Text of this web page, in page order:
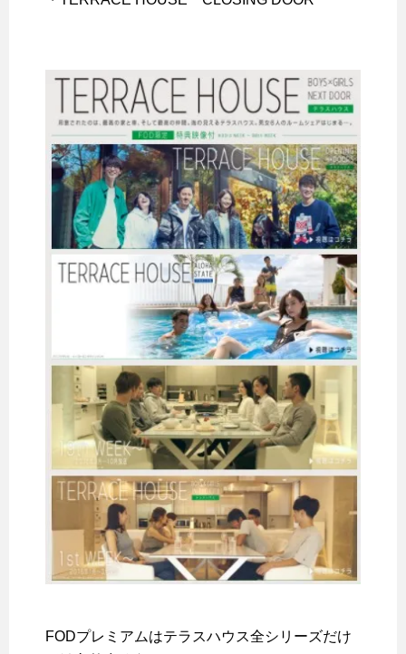
FODプレミアムはテラスハウス全シリーズだけ